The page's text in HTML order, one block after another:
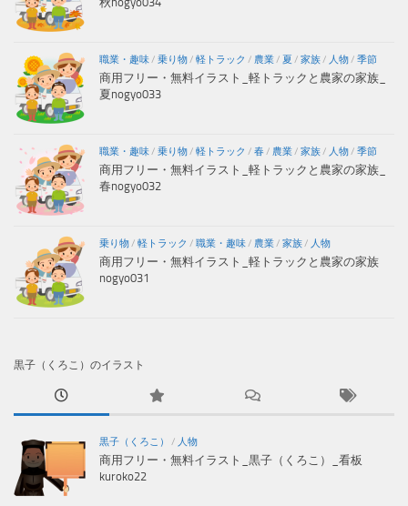
職業・趣味/ 乗り物/ 軽トラック / 農業/ 夏 / 家族/ 人物/ 季節
商用フリー・無料イラスト_軽トラックと農家の家族_
夏nogyo033
職業・趣味/ 乗り物/ 軽トラック / 春/ 農業/ 家族/ 人物/ 季節
商用フリー・無料イラスト_軽トラックと農家の家族_
春nogyo032
乗り物/ 軽トラック / 職業・趣味/ 農業/ 家族/ 人物
商用フリー・無料イラスト_軽トラックと農家の家族
nogyo031
黒子（くろこ）のイラスト
黒子（くろこ） / 人物
商用フリー・無料イラスト_黒子（くろこ）_看板
kuroko22